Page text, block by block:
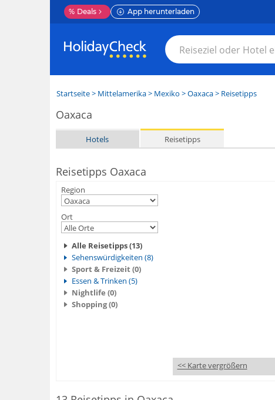
% Deals App herunterladen
Startseite> Mittelamerika> Mexiko >Oaxaca> Reisetipps
Oaxaca
Hotels Reisetipps
Reisetipps Oaxaca
Region
Ort
Alle Reisetipps (13)
Sehenswürdigkeiten (8)
Sport & Freizeit (0)
Essen & Trinken (5)
Nightlife (0)
Shopping (0)
<< Karte vergrößern